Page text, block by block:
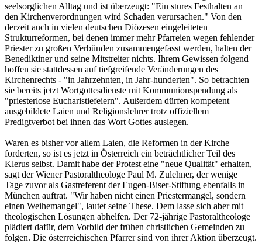
seelsorglichen Alltag und ist überzeugt: "Ein stures Festhalten an
den Kirchenverordnungen wird Schaden verursachen." Von den
derzeit auch in vielen deutschen Diözesen eingeleiteten
Strukturreformen, bei denen immer mehr Pfarreien wegen fehlender
Priester zu großen Verbünden zusammengefasst werden, halten der
Benediktiner und seine Mitstreiter nichts. Ihrem Gewissen folgend
hoffen sie stattdessen auf tiefgreifende Veränderungen des
Kirchenrechts - "in Jahrzehnten, in Jahr-hunderten". So betrachten
sie bereits jetzt Wortgottesdienste mit Kommunionspendung als
"priesterlose Eucharistiefeiern". Außerdem dürfen kompetent
ausgebildete Laien und Religionslehrer trotz offiziellem
Predigtverbot bei ihnen das Wort Gottes auslegen.
Waren es bisher vor allem Laien, die Reformen in der Kirche
forderten, so ist es jetzt in Österreich ein beträchtlicher Teil des
Klerus selbst. Damit habe der Protest eine "neue Qualität" erhalten,
sagt der Wiener Pastoraltheologe Paul M. Zulehner, der wenige
Tage zuvor als Gastreferent der Eugen-Biser-Stiftung ebenfalls in
München auftrat. "Wir haben nicht einen Priestermangel, sondern
einen Weihemangel", lautet seine These. Dem lasse sich aber mit
theologischen Lösungen abhelfen. Der 72-jährige Pastoraltheologe
plädiert dafür, dem Vorbild der frühen christlichen Gemeinden zu
folgen. Die österreichischen Pfarrer sind von ihrer Aktion überzeugt.